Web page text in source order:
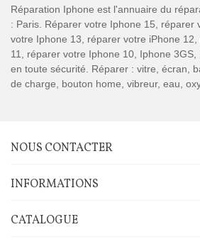
Réparation Iphone est l'annuaire du
: Paris. Réparer votre Iphone 15, réparer
votre Iphone 13, réparer votre iPhone
11, réparer votre Iphone 10, Iphone
en toute sécurité. Réparer : vitre, écran,
de charge, bouton home, vibreur, eau,
NOUS CONTACTER
INFORMATIONS
CATALOGUE